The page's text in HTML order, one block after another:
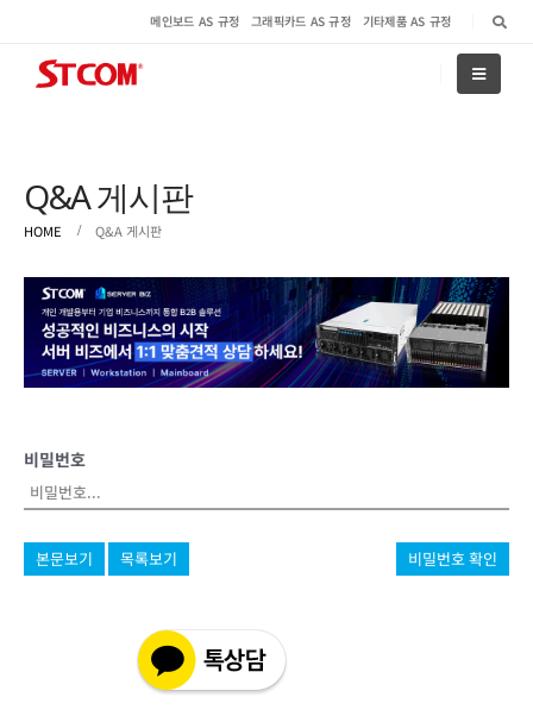
메인보드 AS 규정 그래픽카드 AS 규정 기타제품 AS 규정
Q&A 게시판
HOME Q&A 게시판
비밀번호
본문보기 목록보기 비밀번호 확인